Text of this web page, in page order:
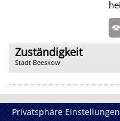
Zuständigkeit
Stadt Beeskow
Privatsphäre Einstellungen